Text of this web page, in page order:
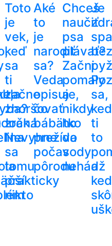
Toto
je
vek,
keď
sa
ti
začne
zhoršovať
zrak.
Nevyhne
sa
tomu
prakticky
nikto
Aké
to
je
narodiť
sa?
Veda
opisuje,
čo
bábätko
prežíva
počas
pôrodu
Chceš
naučiť
psa
plávať?
Začni
pomaly
a
nikdy
ho
do
vody
nehádž
Je
bez
sa,
ti
to
a